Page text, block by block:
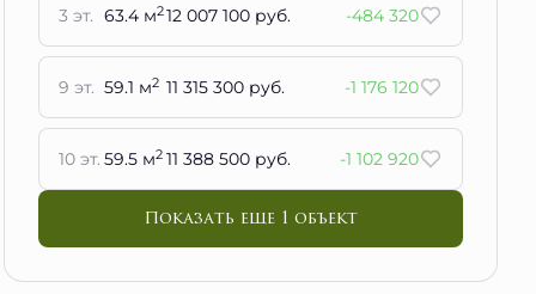
3 эт. 63.4 м212 007 100 руб. -484 320
9 эт. 59.1 м2 11 315 300 руб. -1 176 120
10 эт. 59.5 м2 11 388 500 руб. -1 102 920
Показать еще 1 объект